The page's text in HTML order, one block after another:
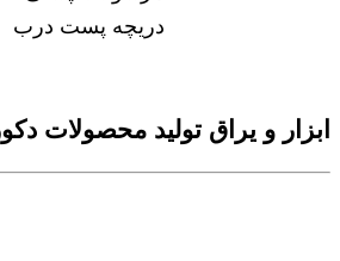
دریچه پست درب
ابزار و یراق تولید محصولات